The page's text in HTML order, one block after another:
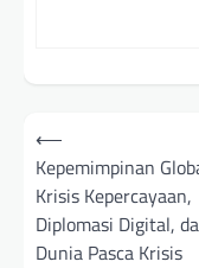
Post
navigation
⟵
Kepemimpinan
Krisis Kepercayaan,
Diplomasi Digital,
Dunia Pasca Krisis